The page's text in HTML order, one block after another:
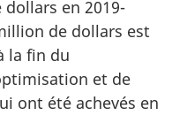
dollars en 2019-
de dollars est
la fin du
et de
ont été achevés en